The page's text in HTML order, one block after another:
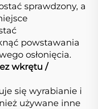
sprawdzony, a
powstawania
osłonięcia.
wkrętu /
się wyrabianie i
używane inne